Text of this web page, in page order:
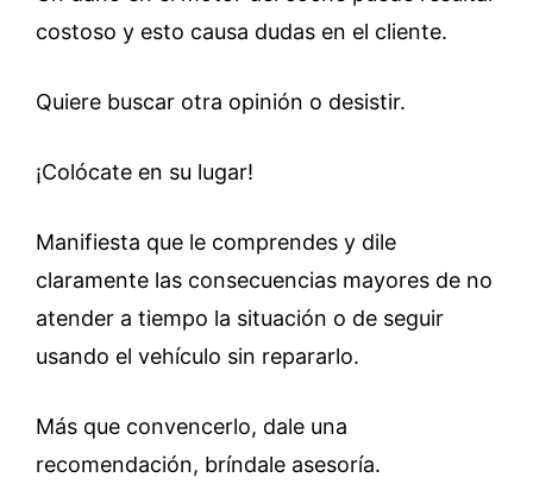
costoso y esto causa dudas en el cliente.
Quiere buscar otra opinión o desistir.
¡Colócate en su lugar!
Manifiesta que le comprendes y dile
claramente las consecuencias mayores de no
atender a tiempo la situación o de seguir
usando el vehículo sin repararlo.
Más que convencerlo, dale una
recomendación, bríndale asesoría.